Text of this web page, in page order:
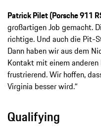
Patrick Pilet (Porsche 911
großartigen Job gemacht.
richtige. Und auch die Pit-
Dann haben wir aus dem
Kontakt mit einem anderen
frustrierend. Wir hoffen,
Virginia besser wird.“
Qualifying